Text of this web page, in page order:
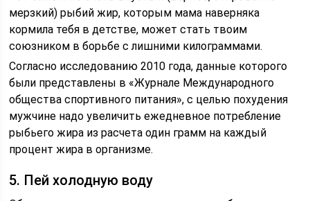
мерзкий) рыбий жир, которым мама наверняка
кормила тебя в детстве, может стать твоим
союзником в борьбе с лишними килограммами.
Согласно исследованию 2010 года, данные которого
были представлены в «Журнале Международного
общества спортивного питания», с целью похудения
мужчине надо увеличить ежедневное потребление
рыбьего жира из расчета один грамм на каждый
процент жира в организме.
5. Пей холодную воду